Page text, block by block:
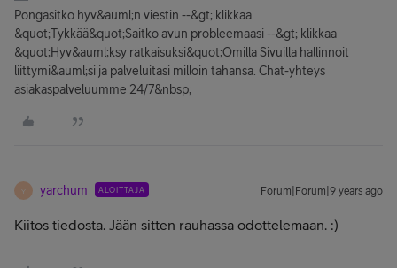
Pongasitko hyv&auml;n viestin --&gt; klikkaa
&quot;Tykkää&quot;Saitko avun probleemaasi --&gt; klikkaa
&quot;Hyv&auml;ksy ratkaisuksi&quot;Omilla Sivuilla hallinnoit
liittymi&auml;si ja palveluitasi milloin tahansa. Chat-yhteys
asiakaspalveluumme 24/7&nbsp;
Y yarchum ALOITTAJA Forum|Forum|9 years ago
Kiitos tiedosta. Jään sitten rauhassa odottelemaan. :)